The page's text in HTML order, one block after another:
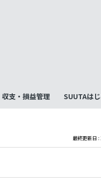
収支・損益管理 SUUTAは
最終更新日